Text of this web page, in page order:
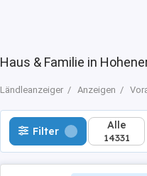
Haus & Familie in
Ländleanzeiger Anzeigen
Filter Alle
14331